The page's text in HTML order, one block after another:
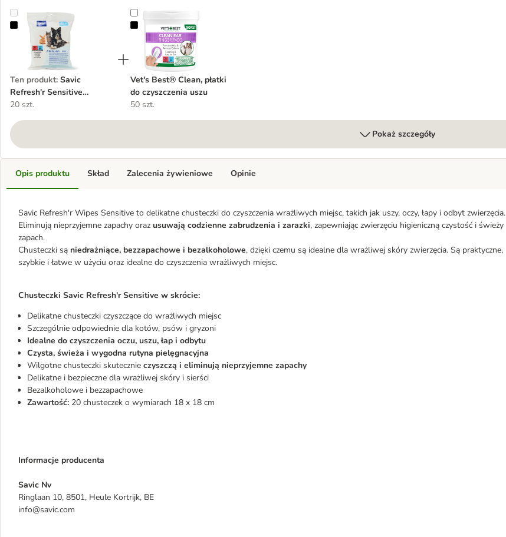
Savic Refresh'r Sensitive chusteczki dla zwierząt
Ten produkt: Savic
Refresh'r Sensitive
chusteczki dla zwierząt
20 szt.
Vet's Best® Clean, płatki do czyszczenia uszu
Vet's Best® Clean, płatki
do czyszczenia uszu
50 szt.
Pokaż szczegóły
Opis produktu
Savic Refresh'r Wipes Sensitive to delikatne chusteczki do czyszczenia wrażliwych miejsc, takich jak uszy, oczy, łapy i odbyt zwierzęcia.
Eliminują nieprzyjemne zapachy oraz usuwają codzienne zabrudzenia i zarazki, zapewniając zwierzęciu higieniczną czystość i świeży
zapach.
Chusteczki są niedrażniące, bezzapachowe i bezalkoholowe, dzięki czemu są idealne dla wrażliwej skóry zwierzęcia. Są praktyczne,
szybkie i łatwe w użyciu oraz idealne do czyszczenia wrażliwych miejsc.
Chusteczki Savic Refresh'r Sensitive w skrócie:
Delikatne chusteczki czyszczące do wrażliwych miejsc
Szczególnie odpowiednie dla kotów, psów i gryzoni
Idealne do czyszczenia oczu, uszu, łap i odbytu
Czysta, świeża i wygodna rutyna pielęgnacyjna
Wilgotne chusteczki skutecznie czyszczą i eliminują nieprzyjemne zapachy
Delikatne i bezpieczne dla wrażliwej skóry i sierści
Bezalkoholowe i bezzapachowe
Zawartość: 20 chusteczek o wymiarach 18 x 18 cm
Informacje producenta
Savic Nv
Ringlaan 10, 8501, Heule Kortrijk, BE
info@savic.com
Skład Zalecenia żywieniowe Opinie